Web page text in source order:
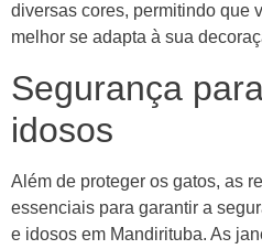
diversas cores, permitindo que
melhor se adapta à sua
Segurança
idosos
Além de proteger os gatos, as
essenciais para garantir a
e idosos em Mandirituba. As